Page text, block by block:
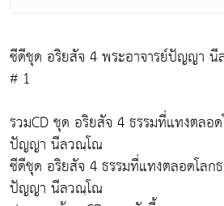
ซีดีชุด อริยสัจ 4 พระอาจารย์ปัญญา
# 1
รวมCD ชุด อริยสัจ 4 ธรรมที่แทงตลอ
ปัญญา นีลวณฺโณ
ซีดีชุด อริยสัจ 4 ธรรมที่แทงตลอดโลก
ปัญญา นีลวณฺโณ